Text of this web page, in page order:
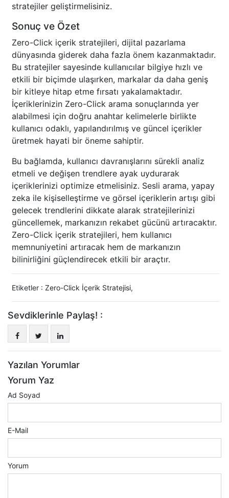
stratejiler geliştirmelisiniz.
Sonuç ve Özet
Zero-Click içerik stratejileri, dijital pazarlama
dünyasında giderek daha fazla önem kazanmaktadır.
Bu stratejiler sayesinde kullanıcılar bilgiye hızlı ve
etkili bir biçimde ulaşırken, markalar da daha geniş
bir kitleye hitap etme fırsatı yakalamaktadır.
İçeriklerinizin Zero-Click arama sonuçlarında yer
alabilmesi için doğru anahtar kelimelerle birlikte
kullanıcı odaklı, yapılandırılmış ve güncel içerikler
üretmek hayati bir öneme sahiptir.
Bu bağlamda, kullanıcı davranışlarını sürekli analiz
etmeli ve değişen trendlere ayak uydurarak
içeriklerinizi optimize etmelisiniz. Sesli arama, yapay
zeka ile kişiselleştirme ve görsel içeriklerin artışı gibi
gelecek trendlerini dikkate alarak stratejilerinizi
güncellemek, markanızın rekabet gücünü artıracaktır.
Zero-Click içerik stratejileri, hem kullanıcı
memnuniyetini artıracak hem de markanızın
bilinirliğini güçlendirecek etkili bir araçtır.
Etiketler : Zero-Click İçerik Stratejisi,
Sevdiklerinle Paylaş! :
Yazılan Yorumlar
Yorum Yaz
Ad Soyad
E-Mail
Yorum